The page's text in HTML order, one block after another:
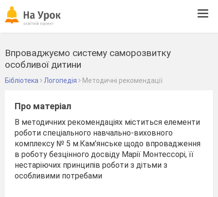
Впроваджуємо систему саморозвитку
особливої дитини
Бібліотека Логопедія Методичні рекомендації
Про матеріал
В методичних рекомендаціях міститься елементи
роботи спеціального навчально-виховного
комплексу № 5 м.Кам'янське щодо впровадження
в роботу безцінного досвіду Марії Монтессорі, її
нестаріючих принципів роботи з дітьми з
особливими потребами